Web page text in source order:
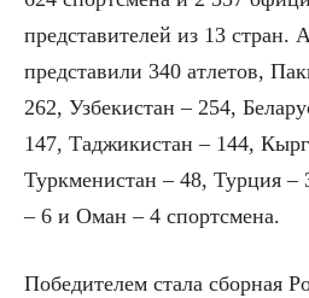
представителей из 13 стран.
представили 340 атлетов,
262, Узбекистан – 254,
147, Таджикистан – 144,
Туркменистан – 48, Турция –
– 6 и Оман – 4 спортсмена.
Победителем стала сборная